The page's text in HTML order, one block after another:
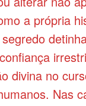
a própria
divina no
Nas